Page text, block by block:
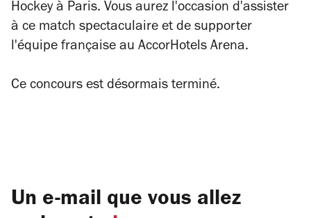
Hockey à Paris. Vous aurez l'occasion d'assister
à ce match spectaculaire et de supporter
l'équipe française au AccorHotels Arena.
Ce concours est désormais terminé.
Un e-mail que vous allez